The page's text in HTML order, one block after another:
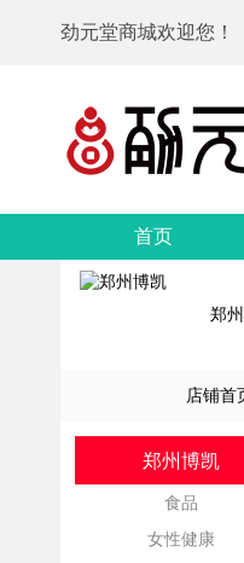
劲元堂商城欢迎您！
首页
郑
店铺首
郑州博凯
食品
女性健康